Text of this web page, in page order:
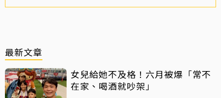
最新文章
女兒給她不及格！六月被爆「常不
在家、喝酒就吵架」